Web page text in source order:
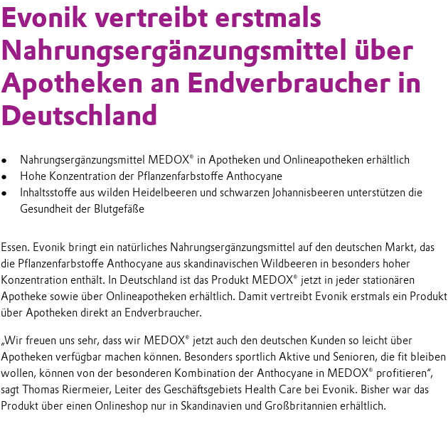
Evonik vertreibt erstmals
Nahrungsergänzungsmittel über
Apotheken an Endverbraucher in
Deutschland
Nahrungsergänzungsmittel MEDOX® in Apotheken und Onlineapotheken erhältlich
Hohe Konzentration der Pflanzenfarbstoffe Anthocyane
Inhaltsstoffe aus wilden Heidelbeeren und schwarzen Johannisbeeren unterstützen die
Gesundheit der Blutgefäße
Essen. Evonik bringt ein natürliches Nahrungsergänzungsmittel auf den deutschen Markt, das
die Pflanzenfarbstoffe Anthocyane aus skandinavischen Wildbeeren in besonders hoher
Konzentration enthält. In Deutschland ist das Produkt MEDOX® jetzt in jeder stationären
Apotheke sowie über Onlineapotheken erhältlich. Damit vertreibt Evonik erstmals ein Produkt
über Apotheken direkt an Endverbraucher.
„Wir freuen uns sehr, dass wir MEDOX® jetzt auch den deutschen Kunden so leicht über
Apotheken verfügbar machen können. Besonders sportlich Aktive und Senioren, die fit bleiben
wollen, können von der besonderen Kombination der Anthocyane in MEDOX® profitieren“,
sagt Thomas Riermeier, Leiter des Geschäftsgebiets Health Care bei Evonik. Bisher war das
Produkt über einen Onlineshop nur in Skandinavien und Großbritannien erhältlich.